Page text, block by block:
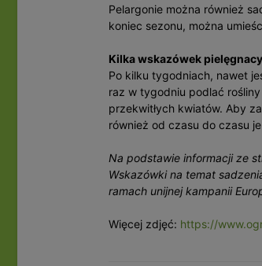
Pelargonie można również
koniec sezonu, można
Kilka wskazówek
Po kilku tygodniach, nawet
raz w tygodniu podlać
przekwitłych kwiatów. Aby
również od czasu do czasu
Na podstawie informacji ze
Wskazówki na temat
ramach unijnej kampanii
Więcej zdjęć: https://